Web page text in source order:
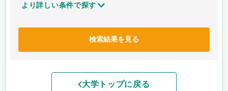
より詳しい条件で探す
検索結果を見る
大学トップに戻る